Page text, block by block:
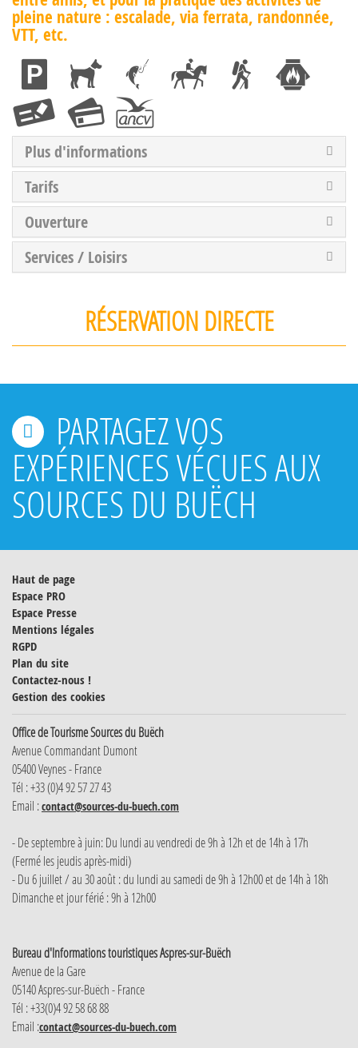
pleine nature : escalade, via ferrata, randonnée,
VTT, etc.
Plus d'informations
Tarifs
Ouverture
Services / Loisirs
RÉSERVATION DIRECTE
PARTAGEZ VOS
EXPÉRIENCES VÉCUES AUX
SOURCES DU BUËCH
Haut de page
Espace PRO
Espace Presse
Mentions légales
RGPD
Plan du site
Contactez-nous !
Gestion des cookies
Office de Tourisme Sources du Buëch
Avenue Commandant Dumont
05400 Veynes - France
Tél : +33 (0)4 92 57 27 43
Email :contact@sources-du-buech.com
- De septembre à juin: Du lundi au vendredi de 9h à 12h et de 14h à 17h
(Fermé les jeudis après-midi)
- Du 6 juillet / au 30 août : du lundi au samedi de 9h à 12h00 et de 14h à 18h
Dimanche et jour férié : 9h à 12h00
Bureau d'Informations touristiques Aspres-sur-Buëch
Avenue de la Gare
05140 Aspres-sur-Buëch - France
Tél : +33(0)4 92 58 68 88
Email :contact@sources-du-buech.com